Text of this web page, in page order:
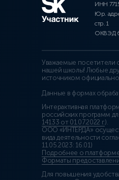
ИНН
Юр.
стр. 1
ОКВЭД
Уважаемые посетители
нашей школы! Любые
источником
Данные в формах
Интерактивная
российских программ
14133 от 01.07.2022 г.).
ООО «ИНТЕРДА»
вида деятельности
11.05.2023: 16.01)
Подробнее о
Форматы
Для повышения